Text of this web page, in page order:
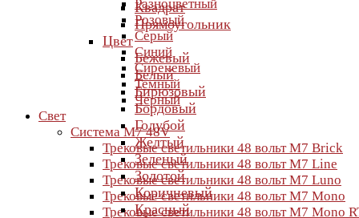
Разноцветный
Розовый
Серый
Синий
Сиреневый
Темный
Черный
Свет
Система M7 48V
Трековые светильники 48 вольт M7 Brick
Трековые светильники 48 вольт M7 Line
Трековые светильники 48 вольт M7 Luno
Трековые светильники 48 вольт M7 Mono
Трековые светильники 48 вольт M7 Mono
Квадрат
Прямоугольник
Цвет
Бежевый
Белый
Бирюзовый
Бордовый
Голубой
Желтый
Зеленый
Золотой
Коричневый
Красный